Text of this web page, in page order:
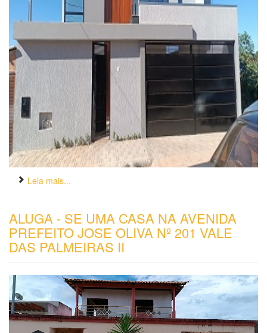
Leia mais...
ALUGA - SE UMA CASA NA AVENIDA
PREFEITO JOSE OLIVA Nº 201 VALE
DAS PALMEIRAS II